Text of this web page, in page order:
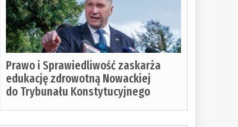
Prawo i Sprawiedliwość zaskarża
edukację zdrowotną Nowackiej
do Trybunału Konstytucyjnego